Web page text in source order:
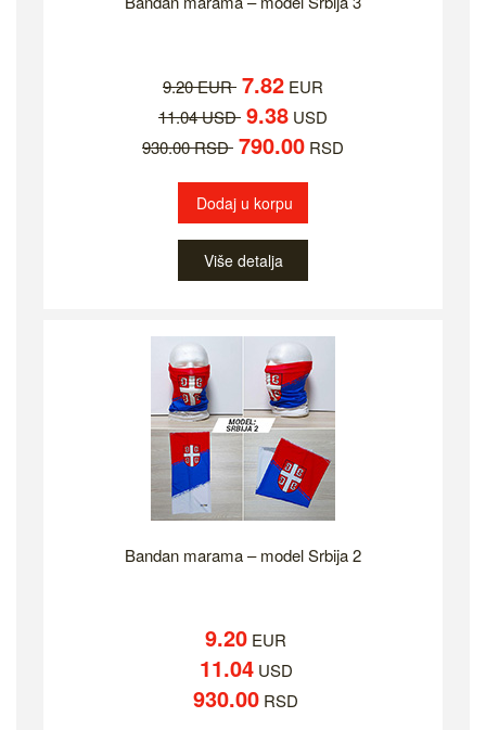
9.20 EUR 7.82 EUR
11.04 USD 9.38 USD
930.00 RSD 790.00 RSD
Dodaj u korpu
Više detalja
Bandan marama – model Srbija 2
9.20 EUR
11.04USD
930.00 RSD